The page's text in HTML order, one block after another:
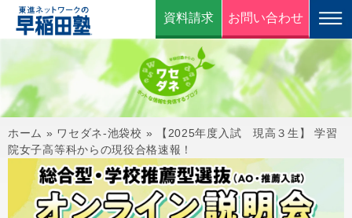
資料請求 お問い合わせ
ホーム » ワセダネ-池袋校 »
【2025年度入試 現高３生】 学習
院女子高等科からの現役合格速報！